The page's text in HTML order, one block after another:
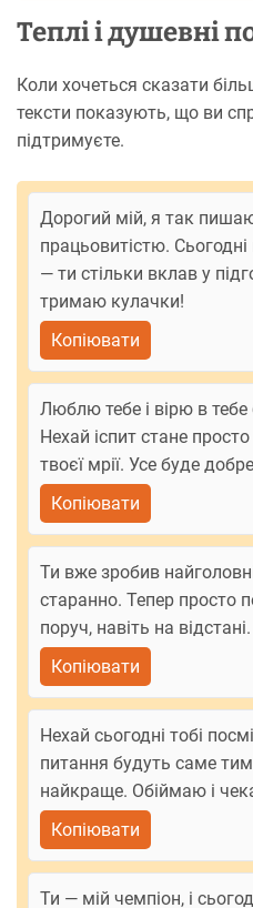
Теплі і душевні
Коли хочеться сказати
тексти показують, що ви
підтримуєте.
Дорогий мій, я так
працьовитістю.
— ти стільки вклав у
тримаю кулачки!
Копіювати
Люблю тебе і вірю в
Нехай іспит стане
твоєї мрії. Усе буде
Копіювати
Ти вже зробив
старанно. Тепер просто
поруч, навіть на відстані.
Копіювати
Нехай сьогодні тобі
питання будуть саме
найкраще. Обіймаю і
Копіювати
Ти — мій чемпіон, і